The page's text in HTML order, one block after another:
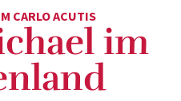
Hochzeit
und Fahrzeugsegnung
verschiedenen Anlässen
CARLO ACUTIS
im